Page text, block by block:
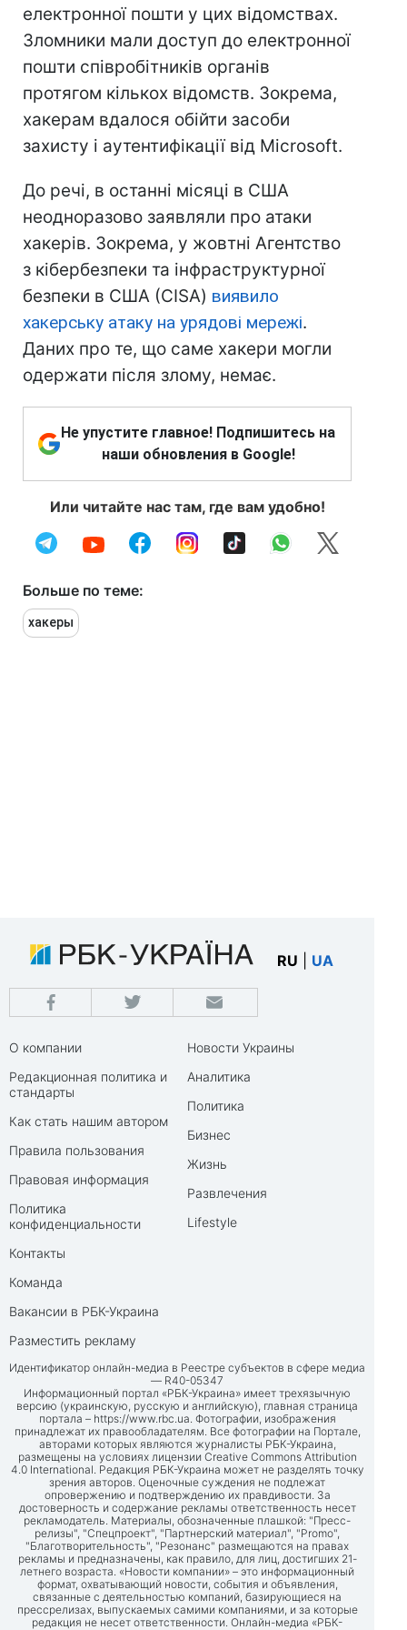
електронної пошти у цих відомствах.
Зломники мали доступ до електронної
пошти співробітників органів
протягом кількох відомств. Зокрема,
хакерам вдалося обійти засоби
захисту і аутентифікації від Microsoft.
До речі, в останні місяці в США
неодноразово заявляли про атаки
хакерів. Зокрема, у жовтні Агентство
з кібербезпеки та інфраструктурної
безпеки в США (CISA) виявило
хакерську атаку на урядові мережі.
Даних про те, що саме хакери могли
одержати після злому, немає.
Не упустите главное! Подпишитесь на
наши обновления в Google!
Или читайте нас там, где вам удобно!
Больше по теме:
хакеры
RU UA
О компании
Редакционная политика и
стандарты
Как стать нашим автором
Правила пользования
Правовая информация
Политика
конфиденциальности
Контакты
Команда
Вакансии в РБК-Украина
Разместить рекламу
Новости Украины
Аналитика
Политика
Бизнес
Жизнь
Развлечения
Lifestyle
Идентификатор онлайн-медиа в Реестре субъектов в сфере медиа
— R40-05347
Информационный портал «РБК-Украина» имеет трехязычную
версию (украинскую, русскую и английскую), главная страница
портала – https://www.rbc.ua. Фотографии, изображения
принадлежат их правообладателям. Все фотографии на Портале,
авторами которых являются журналисты РБК-Украина,
размещены на условиях лицензии Creative Commons Attribution
4.0 International. Редакция РБК-Украина может не разделять точку
зрения авторов. Оценочные суждения не подлежат
опровержению и подтверждению их правдивости. За
достоверность и содержание рекламы ответственность несет
рекламодатель. Материалы, обозначенные плашкой: "Пресс-
релизы", "Спецпроект", "Партнерский материал", "Promo",
"Благотворительность", "Резонанс" размещаются на правах
рекламы и предназначены, как правило, для лиц, достигших 21-
летнего возраста. «Новости компании» – это информационный
формат, охватывающий новости, события и объявления,
связанные с деятельностью компаний, базирующиеся на
прессрелизах, выпускаемых самими компаниями, и за которые
редакция не несет ответственности. Онлайн-медиа «РБК-